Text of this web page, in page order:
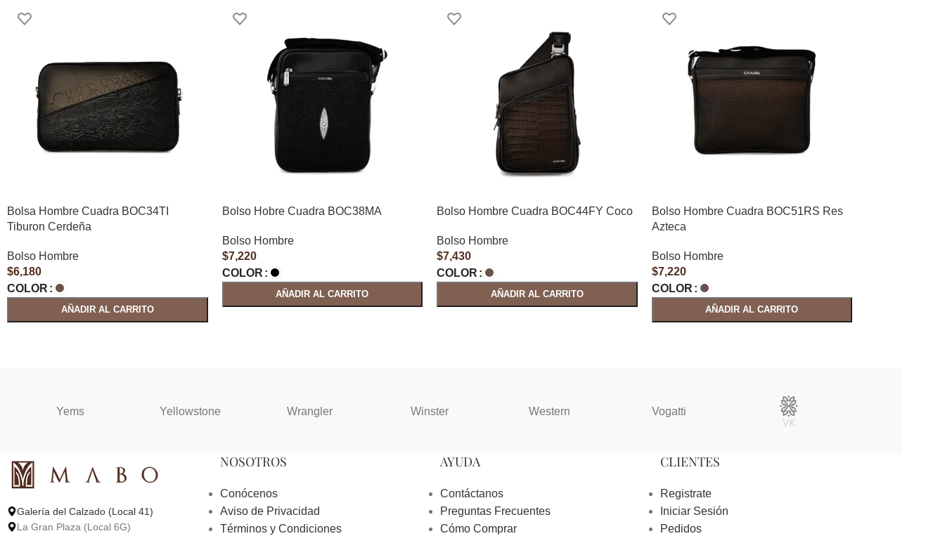
Bolsa Hombre Cuadra BOC34TI
Tiburon Cerdeña
Bolso Hombre
$6,180
COLOR
AÑADIR AL CARRITO
Bolso Hobre Cuadra BOC38MA
Bolso Hombre
$7,220
COLOR
AÑADIR AL CARRITO
Bolso Hombre Cuadra BOC44FY Coco
Bolso Hombre
$7,430
COLOR
AÑADIR AL CARRITO
Bolso Hombre Cuadra BOC51RS Res
Azteca
Bolso Hombre
$7,220
COLOR
AÑADIR AL CARRITO
Yems Yellowstone Wrangler Winster Western Vogatti
Galería del Calzado (Local 41)
La Gran Plaza (Local 6G)
NOSOTROS
Conócenos
Aviso de Privacidad
Términos y Condiciones
AYUDA
Contáctanos
Preguntas Frecuentes
Cómo Comprar
CLIENTES
Registrate
Iniciar Sesión
Pedidos